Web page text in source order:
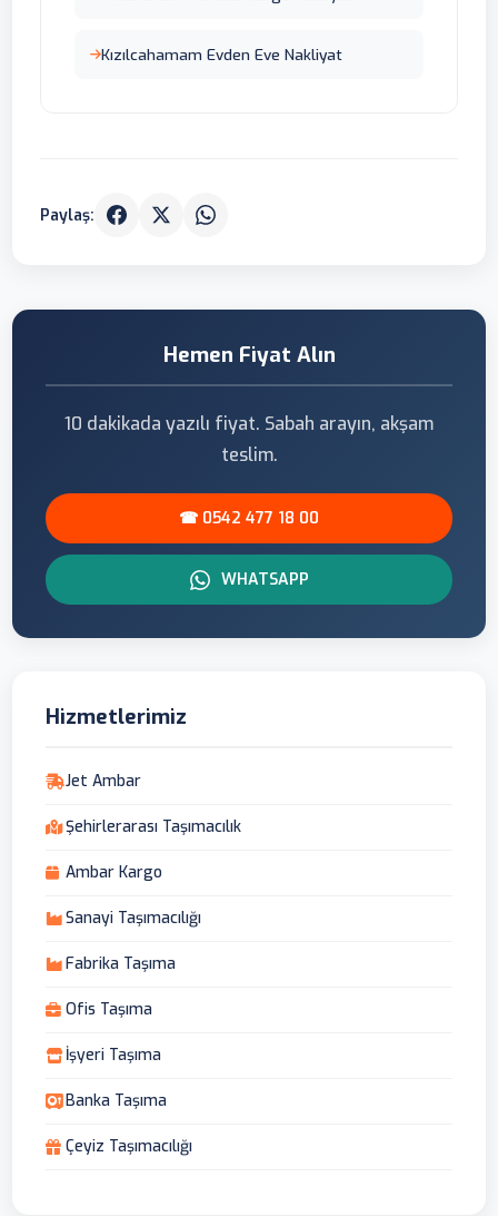
Kızılcahamam Evden Eve Nakliyat
Paylaş:
Hemen Fiyat Alın
10 dakikada yazılı fiyat. Sabah arayın, akşam
teslim.
☎ 0542 477 18 00
WHATSAPP
Hizmetlerimiz
Jet Ambar
Şehirlerarası Taşımacılık
Ambar Kargo
Sanayi Taşımacılığı
Fabrika Taşıma
Ofis Taşıma
İşyeri Taşıma
Banka Taşıma
Çeyiz Taşımacılığı